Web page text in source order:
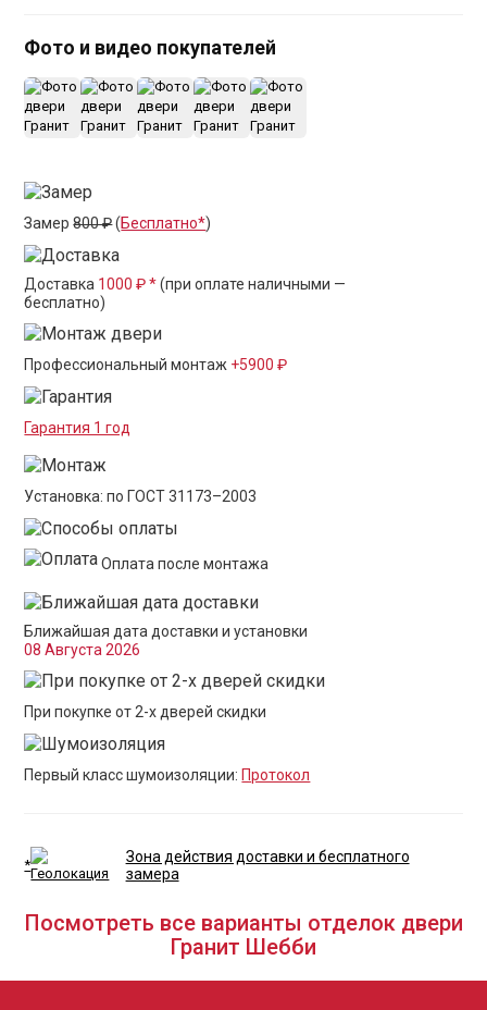
Фото и видео покупателей
Замер800 ₽(Бесплатно*)
Доставка 1000 ₽ *(при оплате наличными —
бесплатно)
Профессиональный монтаж +5900 ₽
Гарантия 1 год
Установка: по ГОСТ 31173–2003
Оплата после монтажа
Ближайшая дата доставки и установки
08 Августа 2026
При покупке от 2-х дверей скидки
Первый класс шумоизоляции: Протокол
*
Зона действия доставки и бесплатного
замера
Посмотреть все варианты отделок двери
Гранит Шебби